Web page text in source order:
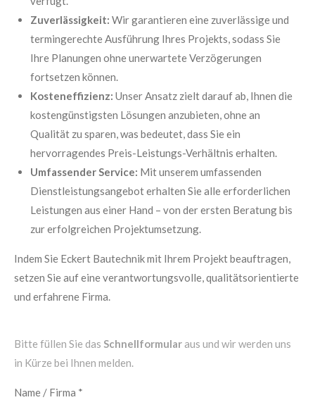
Zuverlässigkeit: Wir garantieren eine zuverlässige und
termingerechte Ausführung Ihres Projekts, sodass Sie
Ihre Planungen ohne unerwartete Verzögerungen
fortsetzen können.
Kosteneffizienz: Unser Ansatz zielt darauf ab, Ihnen die
kostengünstigsten Lösungen anzubieten, ohne an
Qualität zu sparen, was bedeutet, dass Sie ein
hervorragendes Preis-Leistungs-Verhältnis erhalten.
Umfassender Service: Mit unserem umfassenden
Dienstleistungsangebot erhalten Sie alle erforderlichen
Leistungen aus einer Hand – von der ersten Beratung bis
zur erfolgreichen Projektumsetzung.
Indem Sie Eckert Bautechnik mit Ihrem Projekt beauftragen,
setzen Sie auf eine verantwortungsvolle, qualitätsorientierte
und erfahrene Firma.
Bitte füllen Sie das Schnellformular aus und wir werden uns
in Kürze bei Ihnen melden.
Name / Firma *